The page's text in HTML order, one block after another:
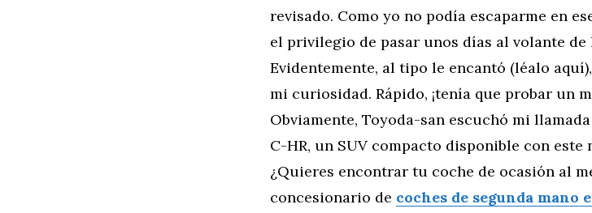
revisado. Como yo no podía escaparme en
el privilegio de pasar unos días al volante
Evidentemente, al tipo le encantó (léalo
mi curiosidad. Rápido, ¡tenía que probar un
Obviamente, Toyoda-san escuchó mi
C-HR, un SUV compacto disponible con
¿Quieres encontrar tu coche de ocasión al
concesionario de coches de segunda mano